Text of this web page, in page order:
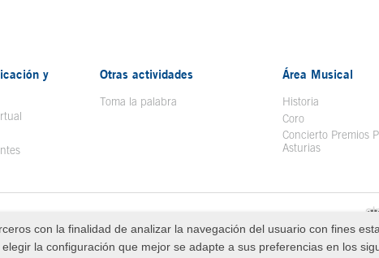
y
Otras actividades
Toma la palabra
Área Musical
Historia
Coro
Concierto Premios
Asturias
de Asturias
con la finalidad de analizar la navegación del usuario con fines
elegir la configuración que mejor se adapte a sus preferencias en los